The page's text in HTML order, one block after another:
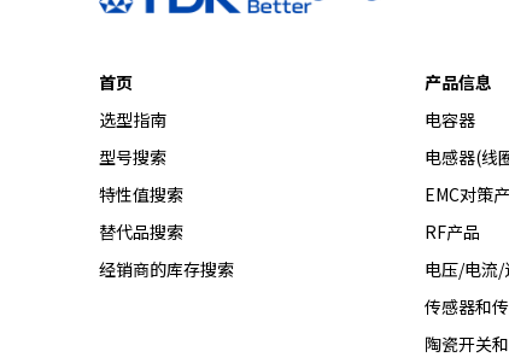
首页
选型指南
型号搜索
特性值搜索
替代品搜索
经销商的库存搜索
产品信息
电容器
电感器(线
EMC对策
RF产品
电压/电流/
传感器和
陶瓷开关